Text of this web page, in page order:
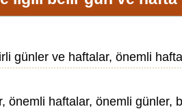
günler ve haftalar, önemli
önemli haftalar, önemli günler,